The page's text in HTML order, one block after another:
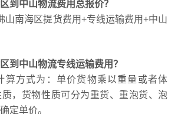
到中山物流费用总报价？
山南海区提货费用+专线运输费用+中山
到中山物流专线运输费用？
算方式为：单价货物乘以重量或者体
，货物性质可分为重货、重泡货、泡
定单价。